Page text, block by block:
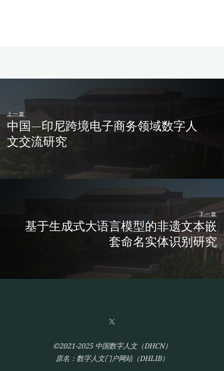
上一篇
中国—印尼跨境电子商务领域数字人
文交流研究
下一篇
基于生成式大语言模型的非遗文本嵌
套命名实体识别研究
©2021-2025 中国数字人文（DHCN）
原名：数字人文门户网站（DHLIB）